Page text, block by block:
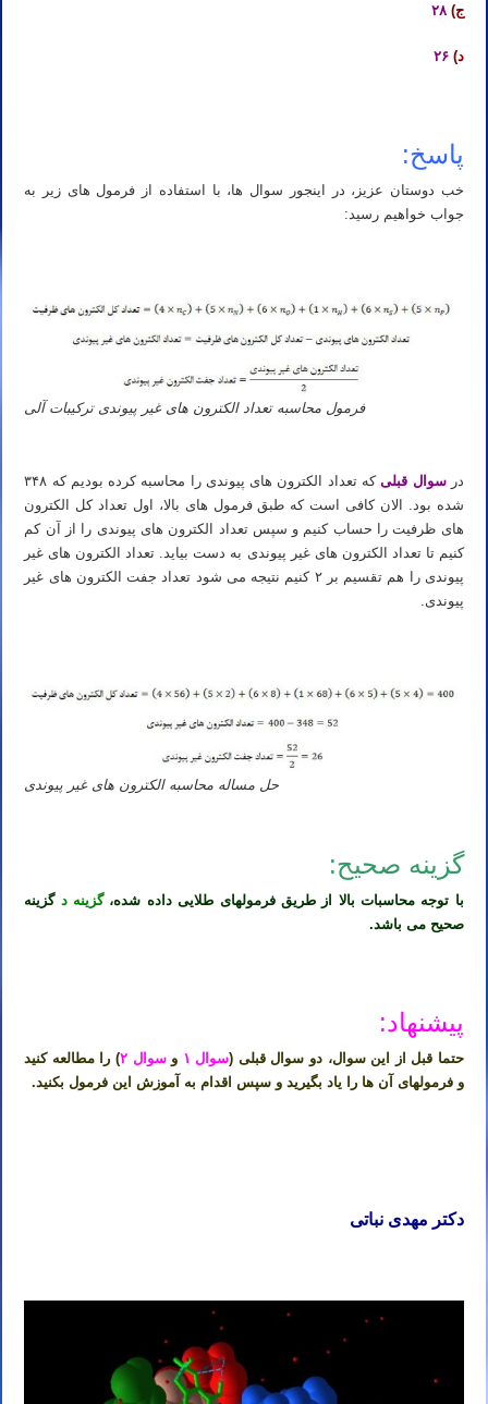
ج) ۲۸
د) ۲۶
پاسخ:
خب دوستان عزیز، در اینجور سوال ها، با استفاده از فرمول های زیر به
جواب خواهیم رسید:
فرمول محاسبه تعداد الکترون های غیر پیوندی ترکیبات آلی
درسوال قبلی
که تعداد الکترون های پیوندی را محاسبه کرده بودیم که ۳۴۸
شده بود. الان کافی است که طبق فرمول های بالا، اول تعداد کل الکترون
های ظرفیت را حساب کنیم و سپس تعداد الکترون های پیوندی را از آن کم
کنیم تا تعداد الکترون های غیر پیوندی به دست بیاید. تعداد الکترون های غیر
پیوندی را هم تقسیم بر ۲ کنیم نتیجه می شود تعداد جفت الکترون های غیر
پیوندی.
حل مساله محاسبه الکترون های غیر پیوندی
گزینه صحیح:
با توجه محاسبات بالا از طریق فرمولهای طلایی داده شده،گزینه د گزینه
صحیح می باشد.
پیشنهاد:
حتما قبل از این سوال، دو سوال قبلی (سوال ۱ وسوال ۲ ) را مطالعه کنید
و فرمولهای آن ها را یاد بگیرید و سپس اقدام به آموزش این فرمول بکنید.
دکتر مهدی نباتی